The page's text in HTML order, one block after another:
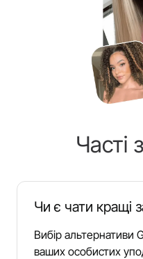
Часті
Чи є чати кращі
Вибір альтернативи
ваших особистих